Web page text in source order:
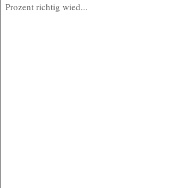
Prozent richtig wied...